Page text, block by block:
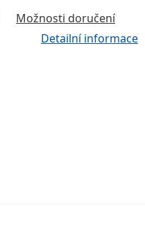
Možnosti doručení
Detailní informace